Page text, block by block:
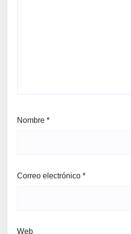
Nombre *
Correo electrónico *
Web